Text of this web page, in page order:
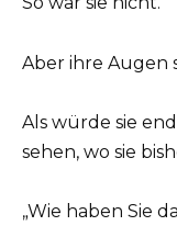
Aber ihre Augen
Als würde sie
sehen, wo sie
„Wie haben Sie